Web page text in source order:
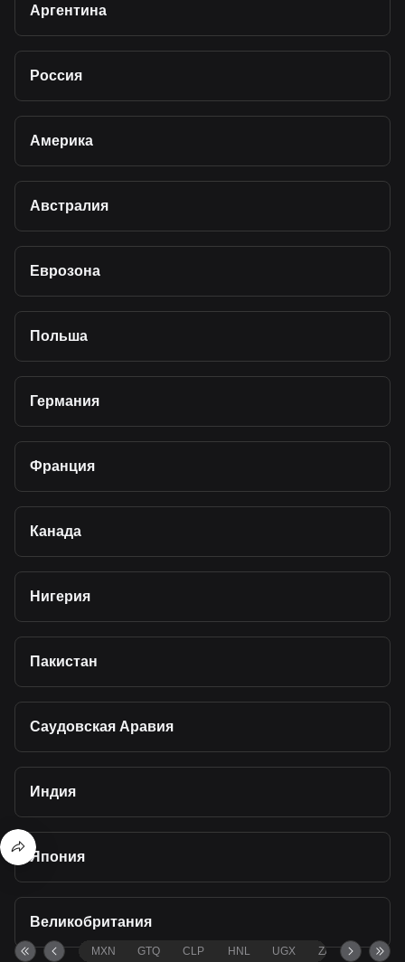
Аргентина
Россия
Америка
Австралия
Еврозона
Польша
Германия
Франция
Канада
Нигерия
Пакистан
Саудовская Аравия
Индия
Япония
Великобритания
MXN GTQ CLP HNL UGX ZAR TND